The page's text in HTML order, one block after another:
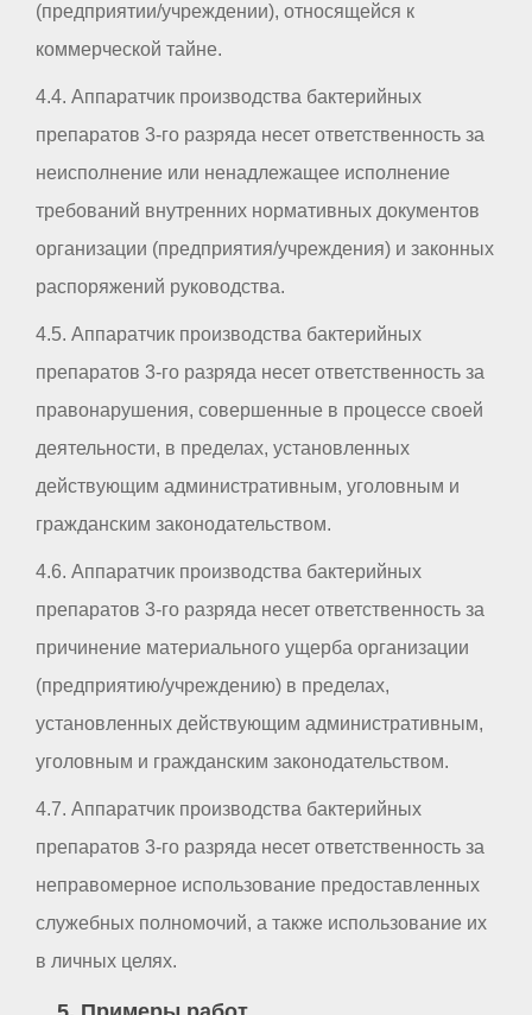
(предприятии/учреждении), относящейся к
коммерческой тайне.
4.4. Аппаратчик производства бактерийных
препаратов 3-го разряда несет ответственность за
неисполнение или ненадлежащее исполнение
требований внутренних нормативных документов
организации (предприятия/учреждения) и законных
распоряжений руководства.
4.5. Аппаратчик производства бактерийных
препаратов 3-го разряда несет ответственность за
правонарушения, совершенные в процессе своей
деятельности, в пределах, установленных
действующим административным, уголовным и
гражданским законодательством.
4.6. Аппаратчик производства бактерийных
препаратов 3-го разряда несет ответственность за
причинение материального ущерба организации
(предприятию/учреждению) в пределах,
установленных действующим административным,
уголовным и гражданским законодательством.
4.7. Аппаратчик производства бактерийных
препаратов 3-го разряда несет ответственность за
неправомерное использование предоставленных
служебных полномочий, а также использование их
в личных целях.